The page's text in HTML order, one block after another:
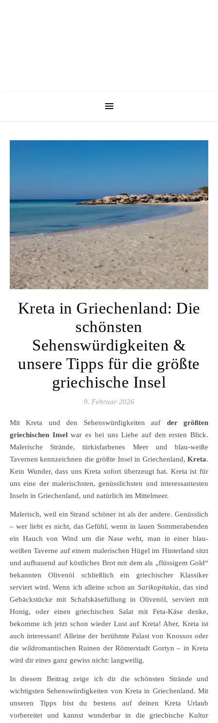
Kreta in Griechenland: Die
schönsten
Sehenswürdigkeiten &
unsere Tipps für die größte
griechische Insel
9. Februar 2026
Mit Kreta und den Sehenswürdigkeiten auf der größten
griechischen Inselwar es bei uns Liebe auf den ersten Blick.
Malerische Strände, türkisfarbenes Meer und blau-weiße
Tavernen kennzeichnen die größte Insel in Griechenland, Kreta.
Kein Wunder, dass uns Kreta sofort überzeugt hat. Kreta ist für
uns eine der malerischsten, genüsslichsten und interessantesten
Inseln in Griechenland, und natürlich im Mittelmeer.
Malerisch, weil ein Strand schöner ist als der andere. Genüsslich
– wer liebt es nicht, das Gefühl, wenn in lauen Sommerabenden
ein Hauch von Wind um die Nase weht, man in einer blau-
weißen Taverne auf einem malerischen Hügel im Hinterland sitzt
und aufbauend auf köstliches Brot mit dem als „flüssigem Gold“
bekannten Olivenöl schließlich ein griechischer Klassiker
serviert wird. Wenn ich alleine schon an Sarikopitakia, das sind
Gebäckstücke mit Schafskäsefüllung in Olivenöl, serviert mit
Honig, oder einen griechischen Salat mit Feta-Käse denke,
bekomme ich jetzt schon wieder Lust auf Kreta! Aber, Kreta ist
auch interessant! Alleine der berühmte Palast von Knossos oder
die wildromantischen Ruinen der Römerstadt Gortyn – in Kreta
wird dir eines ganz gewiss nicht: langweilig.
In diesem Beitrag zeige ich dir die schönsten Strände und
wichtigsten Sehenswürdigkeiten von Kreta in Griechenland. Mit
unseren Tipps bist du bestens auf deinen Kreta Urlaub
vorbereitet und kannst wunderbar in die griechische Kultur